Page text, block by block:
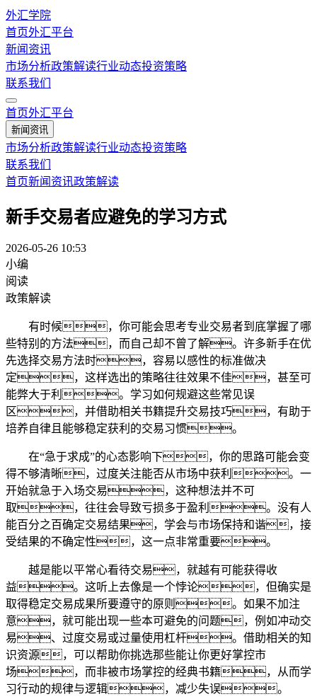
外汇学院
首页外汇平台
新闻资讯
市场分析政策解读行业动态投资策略
联系我们
首页外汇平台
新闻资讯
市场分析政策解读行业动态投资策略
联系我们
首页新闻资讯政策解读
新手交易者应避免的学习方式
2026-05-26 10:53
小编
阅读
政策解读
有时候，你可能会思考专业交易者到底掌握了哪
些特别的方法，而自己却不曾了解。许多新手在优
先选择交易方法时，容易以感性的标准做决
定，这样选出的策略往往效果不佳，甚至可
能弊大于利。学习如何规避这些常见误
区，并借助相关书籍提升交易技巧，有助于
培养自律且能够稳定获利的交易习惯。
在“急于求成”的心态影响下，你的思路可能会变
得不够清晰，过度关注能否从市场中获利。一
开始就急于入场交易，这种想法并不可
取，往往会导致亏损多于盈利。没有人
能百分之百确定交易结果，学会与市场保持和谐，接
受结果的不确定性，这一点非常重要。
越是能以平常心看待交易，就越有可能获得收
益。这听上去像是一个悖论，但确实是
取得稳定交易成果所要遵守的原则。如果不加注
意，就可能出现一些本可避免的问题，例如冲动交
易、过度交易或过量使用杠杆。借助相关的知
识资源，可以帮助你挑选那些能让你更好掌控市
场，而非被市场掌控的经典书籍，从而学
习行动的规律与逻辑，减少失误。